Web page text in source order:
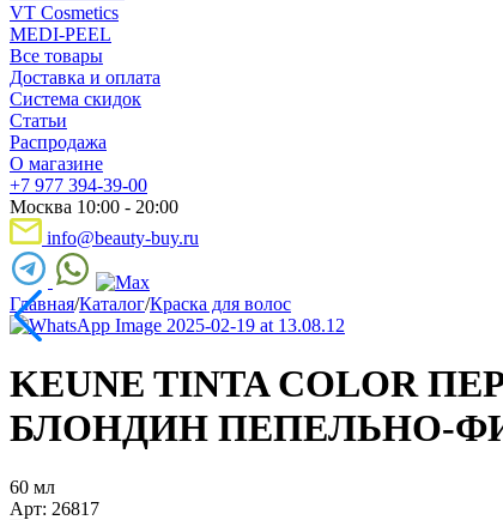
VT Cosmetics
MEDI-PEEL
Все товары
Доставка и оплата
Система скидок
Статьи
Распродажа
О магазине
+7 977 394-39-00
Москва 10:00 - 20:00
info@beauty-buy.ru
Главная/Каталог/Краска для волос
KEUNE TINTA COLOR
БЛОНДИН ПЕПЕЛЬНО-
60 мл
Арт: 26817